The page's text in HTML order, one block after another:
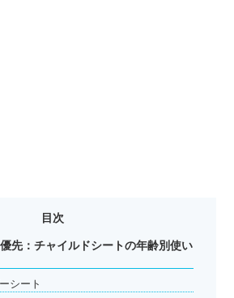
目次
先：チャイルドシートの年齢別使い
シート